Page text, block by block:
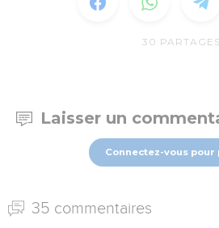
30 PARTAGES
Laisser un
Connectez-vous
35 commentaires